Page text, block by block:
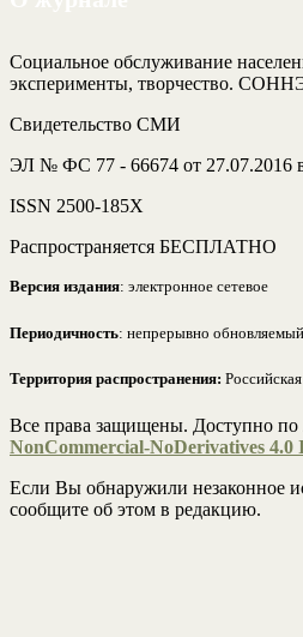
Социальное обслуживание
эксперименты, творчество.
Свидетельство СМИ
ЭЛ № ФС 77 - 66674 от
ISSN 2500-185Х
Распространяется БЕСПЛАТНО
Версия издания: электронное сетевое
Периодичность: непрерывно обновляемый
Территория распространения:
Все права защищены. Доступно по
NonCommercial-NoDerivatives 4.0
Если Вы обнаружили незаконное
сообщите об этом в редакцию.